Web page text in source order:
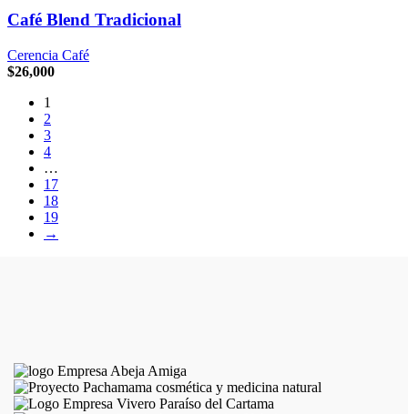
Café Blend Tradicional
Cerencia Café
$26,000
1
2
3
4
…
17
18
19
→